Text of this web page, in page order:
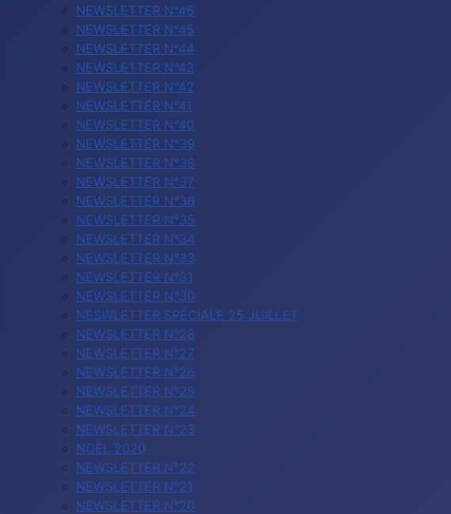
NEWSLETTER N°46
NEWSLETTER N°45
NEWSLETTER N°44
NEWSLETTER N°43
NEWSLETTER N°42
NEWSLETTER N°41
NEWSLETTER N°40
NEWSLETTER N°39
NEWSLETTER N°38
NEWSLETTER N°37
NEWSLETTER N°36
NEWSLETTER N°35
NEWSLETTER N°34
NEWSLETTER N°33
NEWSLETTER N°31
NEWSLETTER N°30
NESWLETTER SPÉCIALE 25 JUILLET
NEWSLETTER N°28
NEWSLETTER N°27
NEWSLETTER N°26
NEWSLETTER N°25
NEWSLETTER N°24
NEWSLETTER N°23
NOËL 2020
NEWSLETTER N°22
NEWSLETTER N°21
NEWSLETTER N°20